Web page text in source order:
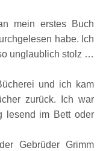
mein erstes Buch
habe. Ich
unglaublich stolz …
und ich kam
zurück. Ich war
lesend im Bett oder
Gebrüder Grimm